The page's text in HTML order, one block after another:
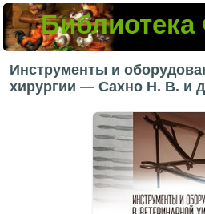
Инструменты и
хирургии — Сахно Н. В. и